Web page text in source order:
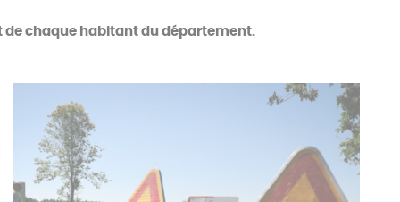
de chaque habitant du département.